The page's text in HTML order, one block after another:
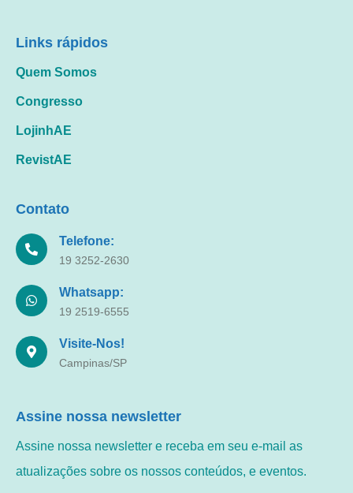
Links rápidos
Quem Somos
Congresso
LojinhAE
RevistAE
Contato
Telefone:
19 3252-2630
Whatsapp:
19 2519-6555
Visite-Nos!
Campinas/SP
Assine nossa newsletter
Assine nossa newsletter e receba em seu e-mail as
atualizações sobre os nossos conteúdos, e eventos.